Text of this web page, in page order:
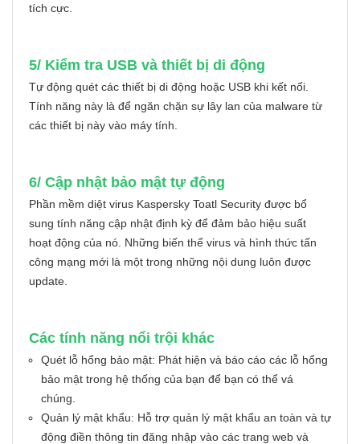
tích cực.
5/ Kiểm tra USB và thiết bị di động
Tự động quét các thiết bị di động hoặc USB khi kết nối.
Tính năng này là để ngăn chặn sự lây lan của malware từ
các thiết bị này vào máy tính.
6/ Cập nhật bảo mật tự động
Phần mềm diệt virus Kaspersky Toatl Security được bổ
sung tính năng cập nhật định kỳ để đảm bảo hiệu suất
hoạt động của nó. Những biến thể virus và hình thức tấn
công mạng mới là một trong những nội dung luôn được
update.
Các tính năng nổi trội khác
Quét lỗ hổng bảo mật: Phát hiện và báo cáo các lỗ hổng
bảo mật trong hệ thống của bạn để bạn có thể vá
chúng.
Quản lý mật khẩu: Hỗ trợ quản lý mật khẩu an toàn và tự
động điền thông tin đăng nhập vào các trang web và